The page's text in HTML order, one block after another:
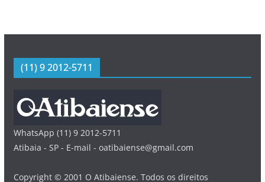
(11) 9 2012-5711
WhatsApp (11) 9 2012-5711
Atibaia - SP - E-mail - oatibaiense@gmail.com
Copyright © 2001 O Atibaiense. Todos os direitos